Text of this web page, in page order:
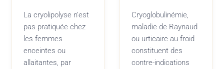
La cryolipolyse n’est
pas pratiquée chez
les femmes
enceintes ou
allaitantes, par
Cryoglobulinémie,
maladie de Raynaud
ou urticaire au froid
constituent des
contre-indications